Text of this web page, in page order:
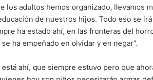
los adultos hemos organizado, llevamos
de nuestros hijos. Todo eso se
ha estado ahí, en las fronteras del
ha empeñado en olvidar y en negar”.
ahí, que siempre estuvo pero que